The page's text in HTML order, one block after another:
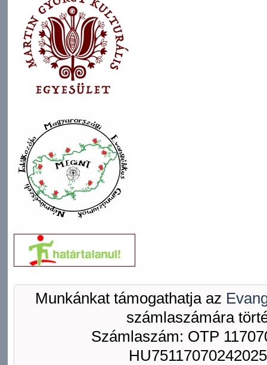
Munkánkat támogathatja az
számlaszámára
Számlaszám: OTP